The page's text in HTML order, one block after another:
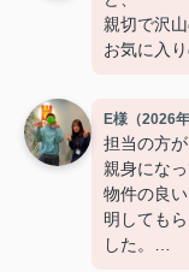
親切で沢
お気に入
E様（2026
担当の方
親身にな
物件の良
明しても
した。